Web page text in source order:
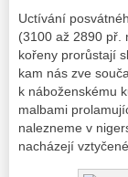
Uctívání
(3100 až 2890 př.
kořeny prorůstají
kam nás zve
k náboženskému
malbami
nalezneme v
nacházejí